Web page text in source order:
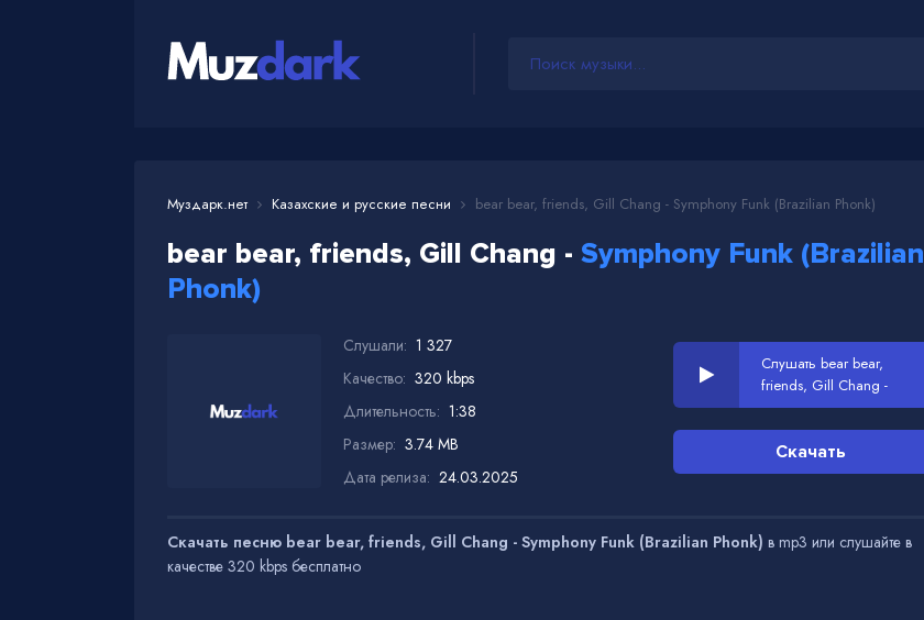
Муздарк.нет Казахские и русские песни bear bear, friends, Gill Chang - Symphony Funk (Brazilian Phonk)
bear bear, friends, Gill Chang - Symphony Funk (Brazilian
Phonk)
Слушали: 1 327
Качество: 320 kbps
Длительность: 1:38
Размер: 3.74 MB
Дата релиза: 24.03.2025
Слушать bear bear,
friends, Gill Chang -
Symphony Funk (Brazilian
Phonk)
Скачать
Скачать песню bear bear, friends, Gill Chang - Symphony Funk (Brazilian Phonk) в mp3 или слушайте в
качестве 320 kbps бесплатно